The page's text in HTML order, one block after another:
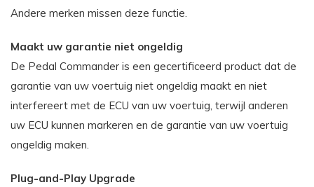
Andere merken missen deze functie.
Maakt uw garantie niet ongeldig
De Pedal Commander is een gecertificeerd product dat de
garantie van uw voertuig niet ongeldig maakt en niet
interfereert met de ECU van uw voertuig, terwijl anderen
uw ECU kunnen markeren en de garantie van uw voertuig
ongeldig maken.
Plug-and-Play Upgrade